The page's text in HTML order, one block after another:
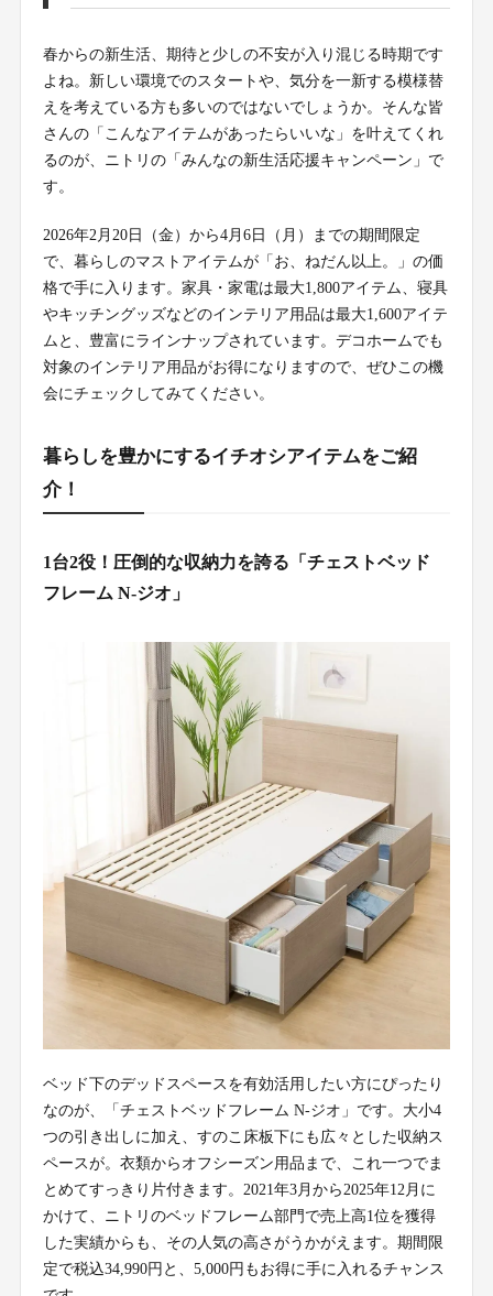
春からの新生活、期待と少しの不安が入り混じる時期です
よね。新しい環境でのスタートや、気分を一新する模様替
えを考えている方も多いのではないでしょうか。そんな皆
さんの「こんなアイテムがあったらいいな」を叶えてくれ
るのが、ニトリの「みんなの新生活応援キャンペーン」で
す。
2026年2月20日（金）から4月6日（月）までの期間限定
で、暮らしのマストアイテムが「お、ねだん以上。」の価
格で手に入ります。家具・家電は最大1,800アイテム、寝具
やキッチングッズなどのインテリア用品は最大1,600アイテ
ムと、豊富にラインナップされています。デコホームでも
対象のインテリア用品がお得になりますので、ぜひこの機
会にチェックしてみてください。
暮らしを豊かにするイチオシアイテムをご紹
介！
1台2役！圧倒的な収納力を誇る「チェストベッド
フレーム N-ジオ」
ベッド下のデッドスペースを有効活用したい方にぴったり
なのが、「チェストベッドフレーム N-ジオ」です。大小4
つの引き出しに加え、すのこ床板下にも広々とした収納ス
ペースが。衣類からオフシーズン用品まで、これ一つでま
とめてすっきり片付きます。2021年3月から2025年12月に
かけて、ニトリのベッドフレーム部門で売上高1位を獲得
した実績からも、その人気の高さがうかがえます。期間限
定で税込34,990円と、5,000円もお得に手に入れるチャンス